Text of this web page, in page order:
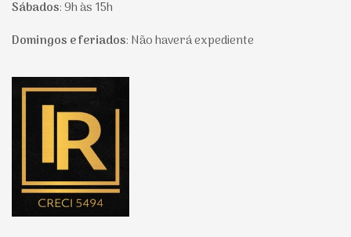
Sábados:9h às 15h
Domingos e feriados: Não haverá expediente
Página inicial